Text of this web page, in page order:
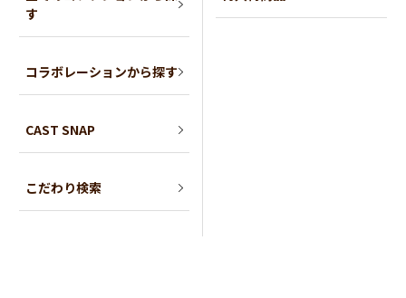
す
コラボレーションから探す
CAST SNAP
こだわり検索